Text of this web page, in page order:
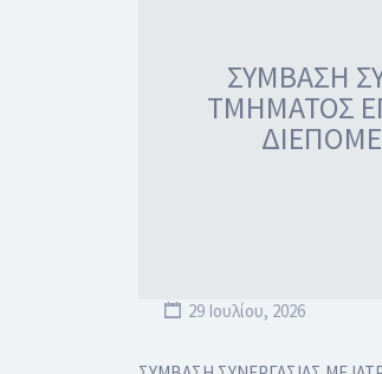
ΣΥΜΒΑΣΗ
ΤΜΗΜΑΤΟΣ
29 Ιουλίου, 2026